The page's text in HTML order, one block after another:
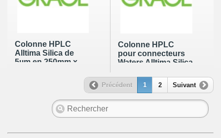
Colonne HPLC
Alltima Silica de
5µm en 250mm x
Colonne HPLC
pour connecteurs
Waters Alltima Silica
4.6mm
Précédent 1 2 Suivant